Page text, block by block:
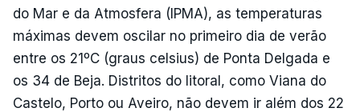
do Mar e da Atmosfera (IPMA), as temperaturas
máximas devem oscilar no primeiro dia de verão
entre os 21ºC (graus celsius) de Ponta Delgada e
os 34 de Beja. Distritos do litoral, como Viana do
Castelo, Porto ou Aveiro, não devem ir além dos 22